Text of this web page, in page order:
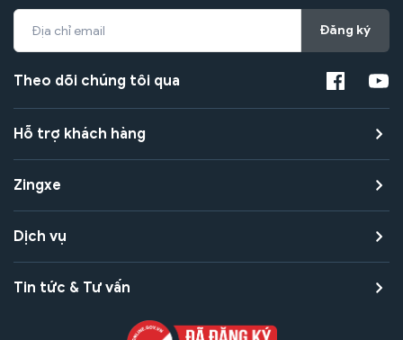
Đăng ký
Theo dõi chúng tôi qua
Hỗ trợ khách hàng
Zingxe
Dịch vụ
Tin tức & Tư vấn